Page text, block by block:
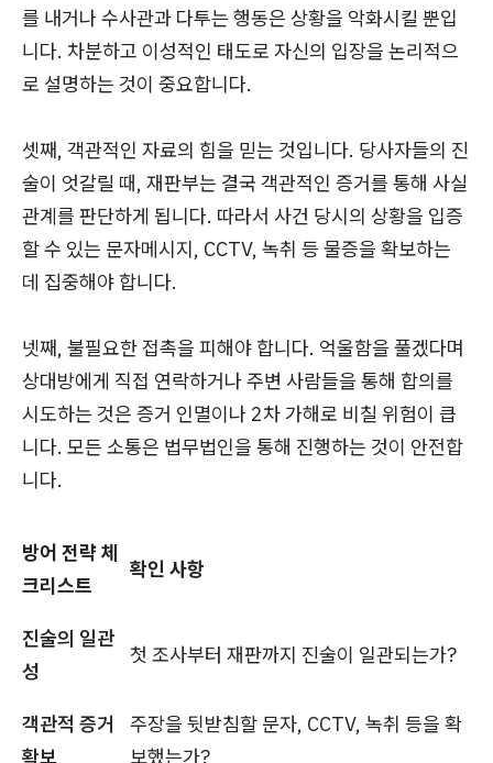
를 내거나 수사관과 다투는 행동은 상황을 악화시킬 뿐입
니다. 차분하고 이성적인 태도로 자신의 입장을 논리적으
로 설명하는 것이 중요합니다.
셋째, 객관적인 자료의 힘을 믿는 것입니다. 당사자들의 진
술이 엇갈릴 때, 재판부는 결국 객관적인 증거를 통해 사실
관계를 판단하게 됩니다. 따라서 사건 당시의 상황을 입증
할 수 있는 문자메시지, CCTV, 녹취 등 물증을 확보하는
데 집중해야 합니다.
넷째, 불필요한 접촉을 피해야 합니다. 억울함을 풀겠다며
상대방에게 직접 연락하거나 주변 사람들을 통해 합의를
시도하는 것은 증거 인멸이나 2차 가해로 비칠 위험이 큽
니다. 모든 소통은 법무법인을 통해 진행하는 것이 안전합
니다.
방어 전략 체
크리스트
확인 사항
진술의 일관
성
첫 조사부터 재판까지 진술이 일관되는가?
객관적 증거
확보
주장을 뒷받침할 문자, CCTV, 녹취 등을 확
보했는가?